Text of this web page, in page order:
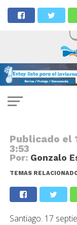
ENAP:
semana
Publicado el
3:53
Por: Gonzalo
TEMAS
Santiago. 17